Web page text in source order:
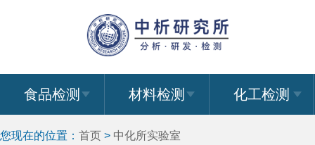
食品检测 材料检测 化工检测
您现在的位置： 首页 > 中化所实验室